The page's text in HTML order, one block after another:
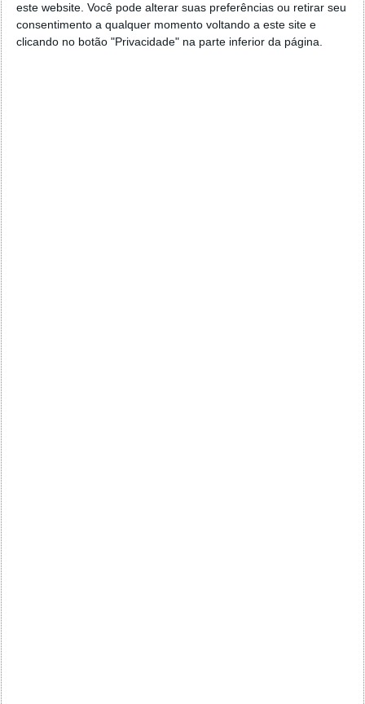
este website. Você pode alterar suas preferências ou retirar seu
consentimento a qualquer momento voltando a este site e
clicando no botão "Privacidade" na parte inferior da página.